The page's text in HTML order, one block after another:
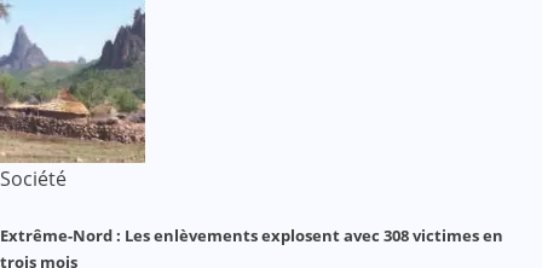
Société
Extrême-Nord : Les enlèvements explosent avec 308 victimes en
trois mois